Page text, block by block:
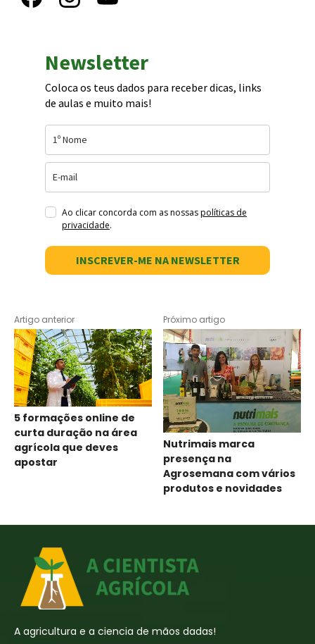
Newsletter
Coloca os teus dados para receber dicas, links
de aulas e muito mais!
Ao clicar concorda com as nossaspolíticas de
privacidade.
INSCREVER-ME NA NEWSLETTER
Artigo anterior
5 formações online de
curta duração na área
agrícola que deves
apostar
Próximo artigo
Nutrimais marca
presença na
Agrosemana com vários
produtos e novidades
A agricultura e a ciencia de mãos dadas!